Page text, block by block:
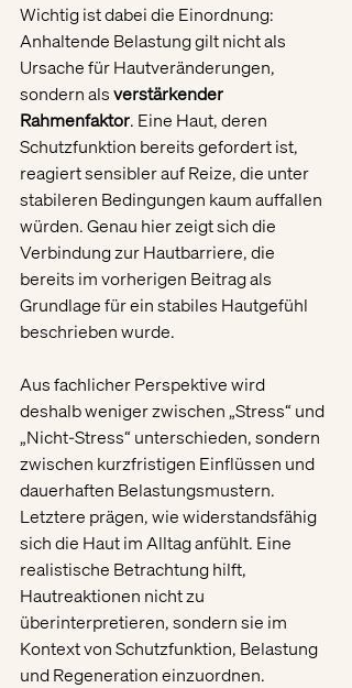
Wichtig ist dabei die Einordnung:
Anhaltende Belastung gilt nicht als
Ursache für Hautveränderungen,
sondern als verstärkender
Rahmenfaktor. Eine Haut, deren
Schutzfunktion bereits gefordert ist,
reagiert sensibler auf Reize, die unter
stabileren Bedingungen kaum auffallen
würden. Genau hier zeigt sich die
Verbindung zur Hautbarriere, die
bereits im vorherigen Beitrag als
Grundlage für ein stabiles Hautgefühl
beschrieben wurde.
Aus fachlicher Perspektive wird
deshalb weniger zwischen „Stress“ und
„Nicht-Stress“ unterschieden, sondern
zwischen kurzfristigen Einflüssen und
dauerhaften Belastungsmustern.
Letztere prägen, wie widerstandsfähig
sich die Haut im Alltag anfühlt. Eine
realistische Betrachtung hilft,
Hautreaktionen nicht zu
überinterpretieren, sondern sie im
Kontext von Schutzfunktion, Belastung
und Regeneration einzuordnen.